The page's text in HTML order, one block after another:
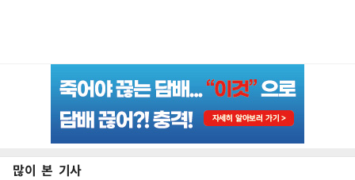
많이 본 기사